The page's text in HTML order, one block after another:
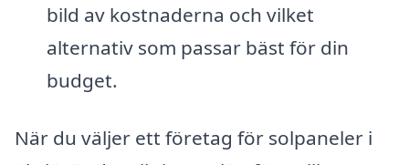
bild av kostnaderna och vilket
alternativ som passar bäst för din
budget.
När du väljer ett företag för solpaneler i